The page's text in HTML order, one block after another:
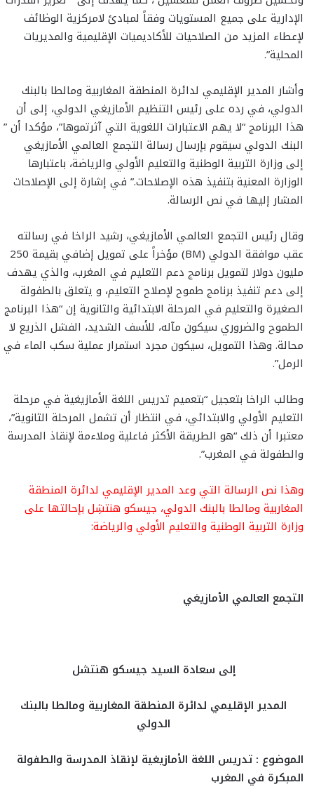
الإدارية على جميع المستويات وفقاً لمبادئ لامركزية الوظائف
لإعطاء المزيد من الصلاحيات للأكاديميات الإقليمية والمديريات
المحلية”.
وأشار المدير الإقليمي لدائرة المنطقة المغاربية ومالطا بالبنك
الدولي، في رده على رئيس التنظيم الأمازيغي الدولي، إلى أن
هذا البرنامج “لا يهم الاعتبارات اللغوية التي آثرتموها”، مؤكدا أن ”
البنك الدولي سيقوم بإرسال رسالة التجمع العالمي الأمازيغي
إلى وزارة التربية الوطنية والتعليم الأولي والرياضة، باعتبارها
الوزارة المعنية بتنفيذ هذه الإصلاحات.” في إشارة إلى الإصلاحات
المشار إليها في نص الرسالة.
وقال رئيس التجمع العالمي الأمازيغي، رشيد الراخا في رسالته
عقب موافقة الدولي (BM) مؤخراً على تمويل إضافي بقيمة 250
مليون دولار لتمويل برنامج دعم التعليم في المغرب، والذي يهدف
إلى دعم تنفيذ برنامج طموح لإصلاح التعليم، و يتعلق بالطفولة
الصغيرة والتعليم في المرحلة الابتدائية والثانوية إن “هذا البرنامج
الطموح والضروري سيكون مآله، للأسف الشديد، الفشل الذريع لا
محالة. وهذا التمويل، سيكون مجرد استمرار عملية سكب الماء في
الرمل”.
وطالب الراخا بتعجيل “بتعميم تدريس اللغة الأمازيغية في مرحلة
التعليم الأولي والابتدائي، في انتظار أن تشمل المرحلة الثانوية”،
معتبرا أن ذلك “هو الطريقة الأكثر فاعلية وملاءمة لإنقاذ المدرسة
والطفولة في المغرب”.
وهذا نص الرسالة التي وعد المدير الإقليمي لدائرة المنطقة
المغاربية ومالطا بالبنك الدولي، جيسكو هنتشِل بإحالتها على
وزارة التربية الوطنية والتعليم الأولي والرياضة:
التجمع العالمي الأمازيغي
إلى سعادة السيد جيسكو هنتشل
المدير الإقليمي لدائرة المنطقة المغاربية ومالطا بالبنك
الدولي
الموضوع : تدريس اللغة الأمازيغية لإنقاذ المدرسة والطفولة
المبكرة في المغرب